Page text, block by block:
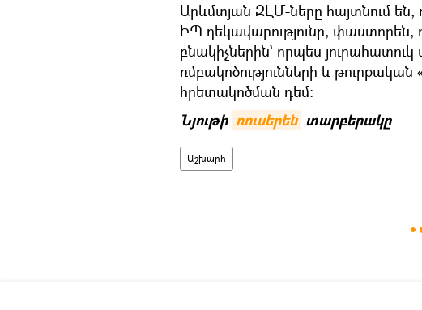
Արևմտյան ԶԼՄ-ները հայտնում
ԻՊ ղեկավարությունը, փաստորեն,
բնակիչներին` որպես
ռմբակոծությունների և
հրետակոծման դեմ։
Նյութի ռուսերեն տարբերակը
Աշխարհ